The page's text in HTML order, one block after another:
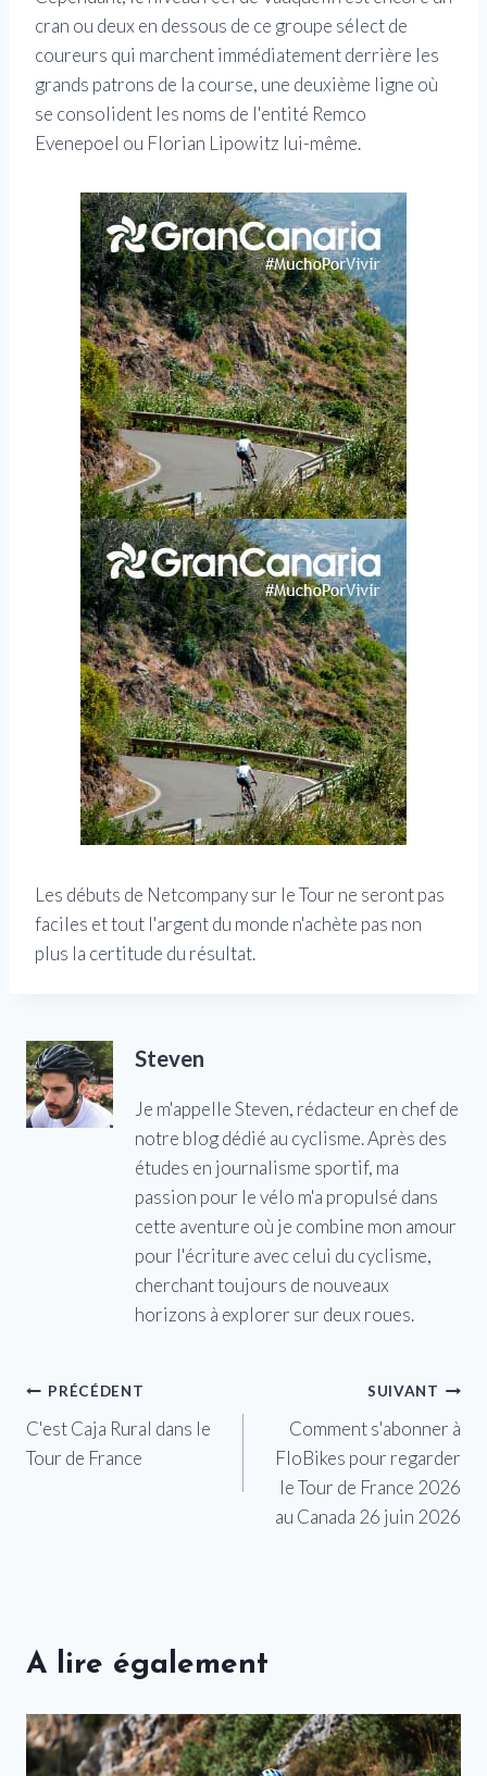
cran ou deux en dessous de ce groupe sélect de
coureurs qui marchent immédiatement derrière les
grands patrons de la course, une deuxième ligne où
se consolident les noms de l'entité Remco
Evenepoel ou Florian Lipowitz lui-même.
Les débuts de Netcompany sur le Tour ne seront pas
faciles et tout l'argent du monde n'achète pas non
plus la certitude du résultat.
Steven
Je m'appelle Steven, rédacteur en chef de
notre blog dédié au cyclisme. Après des
études en journalisme sportif, ma
passion pour le vélo m'a propulsé dans
cette aventure où je combine mon amour
pour l'écriture avec celui du cyclisme,
cherchant toujours de nouveaux
horizons à explorer sur deux roues.
Navigation
de
PRÉCÉDENT
C'est Caja Rural dans le
Tour de France
SUIVANT
Comment s'abonner à
FloBikes pour regarder
le Tour de France 2026
au Canada 26 juin 2026
A lire également